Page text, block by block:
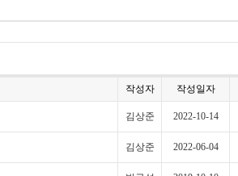
작성자 작성일자
김상준 2022-10-14
김상준 2022-06-04